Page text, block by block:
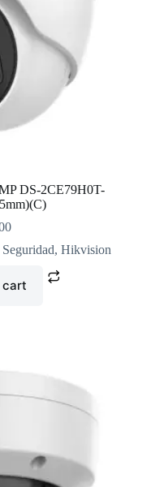
DS-2CE79H0T-
,Hikvision
cart